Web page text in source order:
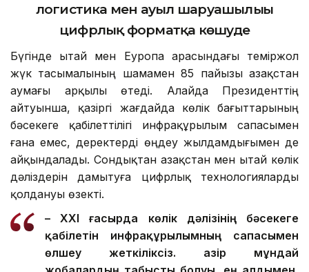
логистика мен ауыл шаруашылығы
цифрлық форматқа көшуде
Бүгінде Қытай мен Еуропа арасындағы теміржол
жүк тасымалының шамамен 85 пайызы Қазақстан
аумағы арқылы өтеді. Алайда Президенттің
айтуынша, қазіргі жағдайда көлік бағыттарының
бәсекеге қабілеттілігі инфрақұрылым сапасымен
ғана емес, деректерді өңдеу жылдамдығымен де
айқындалады. Сондықтан Қазақстан мен Қытай көлік
дәліздерін дамытуға цифрлық технологияларды
қолдануы өзекті.
– XXI ғасырда көлік дәлізінің бәсекеге
қабілетін инфрақұрылымның сапасымен
өлшеу жеткіліксіз. Қазір мұндай